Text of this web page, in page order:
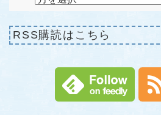
RSS購読はこちら